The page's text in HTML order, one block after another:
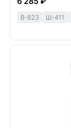
В-823 Ш-411